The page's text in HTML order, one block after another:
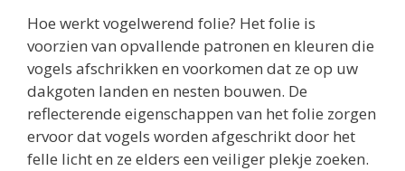
Hoe werkt vogelwerend folie? Het folie is
voorzien van opvallende patronen en kleuren die
vogels afschrikken en voorkomen dat ze op uw
dakgoten landen en nesten bouwen. De
reflecterende eigenschappen van het folie zorgen
ervoor dat vogels worden afgeschrikt door het
felle licht en ze elders een veiliger plekje zoeken.